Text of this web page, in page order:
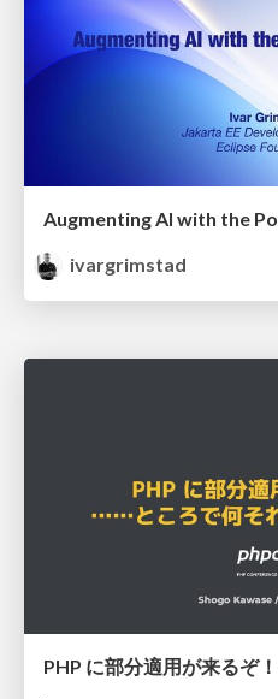
Augmenting AI with the
ivargrimstad